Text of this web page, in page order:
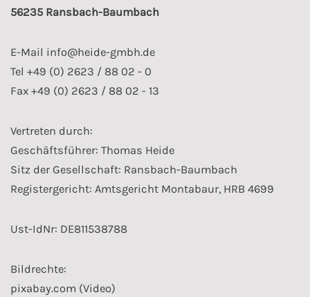
56235 Ransbach-Baumbach
E-Mail info@heide-gmbh.de
Tel +49 (0) 2623 / 88 02 - 0
Fax +49 (0) 2623 / 88 02 - 13
Vertreten durch:
Geschäftsführer: Thomas Heide
Sitz der Gesellschaft: Ransbach-Baumbach
Registergericht: Amtsgericht Montabaur, HRB 4699
Ust-IdNr: DE811538788
Bildrechte:
pixabay.com (Video)